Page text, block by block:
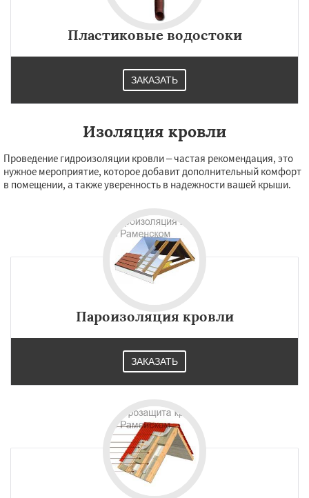
Пластиковые водостоки
ЗАКАЗАТЬ
Изоляция кровли
Проведение гидроизоляции кровли – частая рекомендация, это
нужное мероприятие, которое добавит дополнительный комфорт
в помещении, а также уверенность в надежности вашей крыши.
Пароизоляция кровли
ЗАКАЗАТЬ